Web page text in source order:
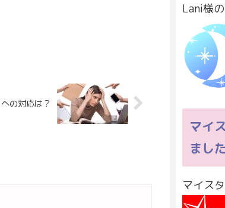
の対応は？
Lani様
マイ
まし
マイス